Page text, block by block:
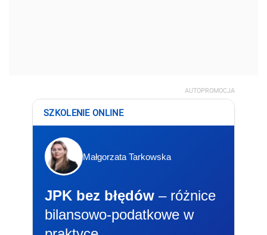
AUTOPROMOCJA
SZKOLENIE ONLINE
Małgorzata Tarkowska
JPK bez błędów – różnice
bilansowo-podatkowe w